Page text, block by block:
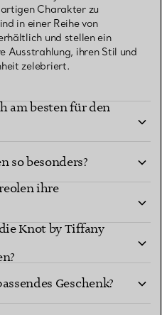
Charakter zu
in einer Reihe von
und stellen ein
Ausstrahlung, ihren Stil und
zelebriert.
am besten für den
so besonders?
ihre
Knot by Tiffany
Geschenk?
Größen,